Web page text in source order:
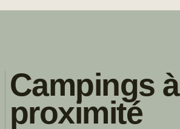
Campings à
proximité